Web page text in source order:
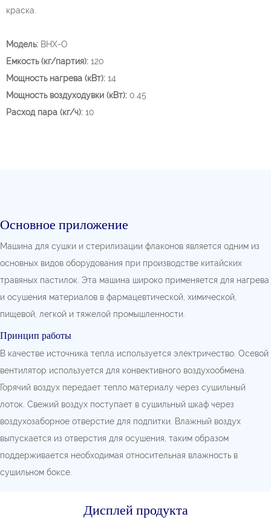
краска.
Модель: BHX-O
Емкость (кг/партия): 120
Мощность нагрева (кВт): 14
Мощность воздуходувки (кВт): 0.45
Расход пара (кг/ч): 10
Основное приложение
Машина для сушки и стерилизации флаконов является одним из
основных видов оборудования при производстве китайских
травяных пастилок. Эта машина широко применяется для нагрева
и осушения материалов в фармацевтической, химической,
пищевой, легкой и тяжелой промышленности.
Принцип работы
В качестве источника тепла используется электричество. Осевой
вентилятор используется для конвективного воздухообмена.
Горячий воздух передает тепло материалу через сушильный
лоток. Свежий воздух поступает в сушильный шкаф через
воздухозаборное отверстие для подпитки. Влажный воздух
выпускается из отверстия для осушения, таким образом
поддерживается необходимая относительная влажность в
сушильном боксе.
Дисплей продукта